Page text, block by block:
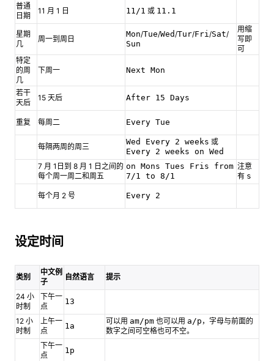
普通
日期
11 月 1 日 11/1 或 11.1
星期
几
周一到周日
Mon/Tue/Wed /Tur/Fri /Sat/
Sun
用缩
写即
可
特定
的周
几
下周一 Next Mon
若干
天后
15 天后 After 15 Days
重复 每周二 Every Tue
每隔两周的周三
Wed Every 2 weeks 或
Every 2 weeks on Wed
7 月 1日到 8 月 1 日之间的
每个周一周二和周五
on Mons Tues Fris from
7/1 to 8/1
注意
有 s
每个月 2 号 Every 2
设定时间
类别
中文例
子
自然语言 提示
24 小
时制
下午一
点
13
12 小
时制
上午一
点
1a
可以用 am/pm 也可以用 a/p ，字母与前面的
数字之间可空格也可不空。
下午一
点
1p